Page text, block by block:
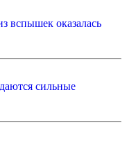
вспышек оказалась
сильные